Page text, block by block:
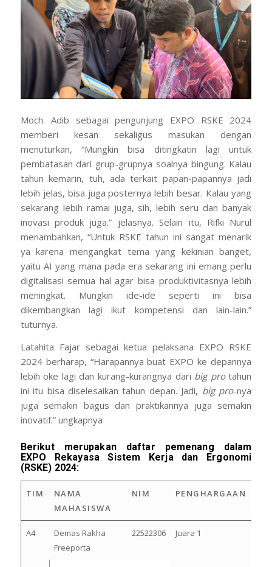
Moch. Adib sebagai pengunjung EXPO RSKE 2024
memberi kesan sekaligus masukan dengan
menuturkan, “Mungkin bisa ditingkatin lagi untuk
pembatasan dari grup-grupnya soalnya bingung. Kalau
tahun kemarin, tuh, ada terkait papan-papannya jadi
lebih jelas, bisa juga posternya lebih besar. Kalau yang
sekarang lebih ramai juga, sih, lebih seru dan banyak
inovasi produk juga.” jelasnya. Selain itu, Rifki Nurul
menambahkan, “Untuk RSKE tahun ini sangat menarik
ya karena mengangkat tema yang kekinian banget,
yaitu AI yang mana pada era sekarang ini emang perlu
digitalisasi semua hal agar bisa produktivitasnya lebih
meningkat. Mungkin ide-ide seperti ini bisa
dikembangkan lagi ikut kompetensi dan lain-lain.”
tuturnya.
Latahita Fajar sebagai ketua pelaksana EXPO RSKE
2024 berharap, “Harapannya buat EXPO ke depannya
lebih oke lagi dan kurang-kurangnya dari big protahun
ini itu bisa diselesaikan tahun depan. Jadi, big pro-nya
juga semakin bagus dan praktikannya juga semakin
inovatif.” ungkapnya
Berikut merupakan daftar pemenang dalam
EXPO Rekayasa Sistem Kerja dan Ergonomi
(RSKE) 2024:
TIM
NAMA
MAHASISWA
NIM PENGHARGAAN
A4
Demas Rakha
Freeporta
22522306 Juara 1